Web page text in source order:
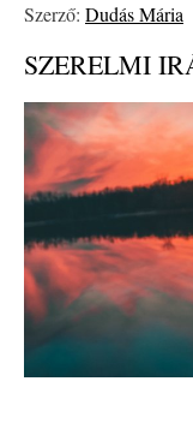
Szerző: Dudás Mária
SZERELMI